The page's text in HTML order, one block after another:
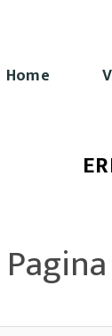
Home